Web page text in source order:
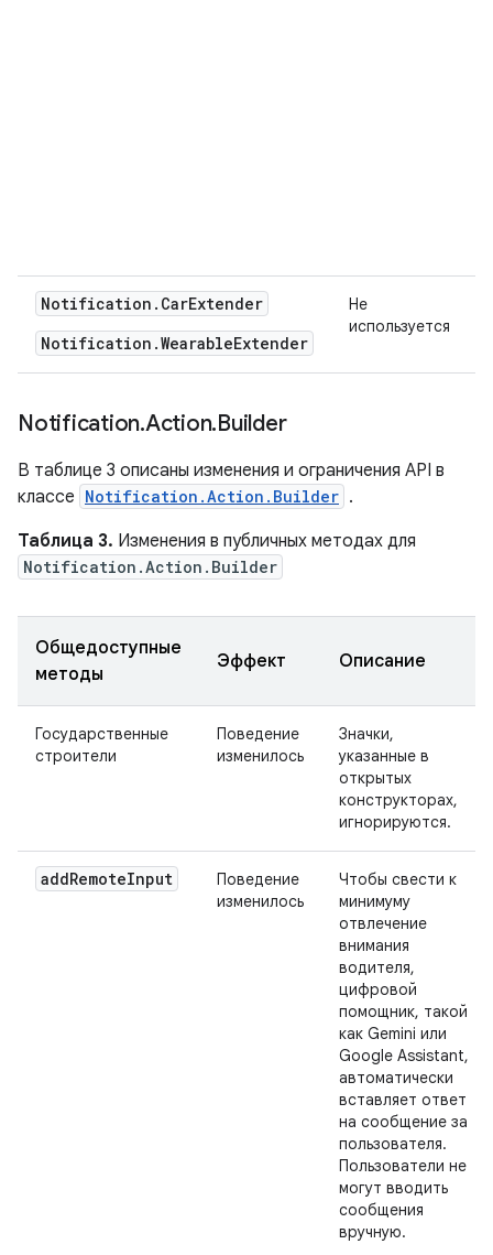
Notification.CarExtender
Notification.WearableExtender
Не
используется
Notification.Action.Builder
В таблице 3 описаны изменения и ограничения API в
классе Notification.Action.Builder .
Таблица 3. Изменения в публичных методах для
Notification.Action.Builder
Общедоступные
методы
Эффект Описание
Государственные
строители
Поведение
изменилось
Значки,
указанные в
открытых
конструкторах,
игнорируются.
addRemoteInput
Поведение
изменилось
Чтобы свести к
минимуму
отвлечение
внимания
водителя,
цифровой
помощник, такой
как Gemini или
Google Assistant,
автоматически
вставляет ответ
на сообщение за
пользователя.
Пользователи не
могут вводить
сообщения
вручную.